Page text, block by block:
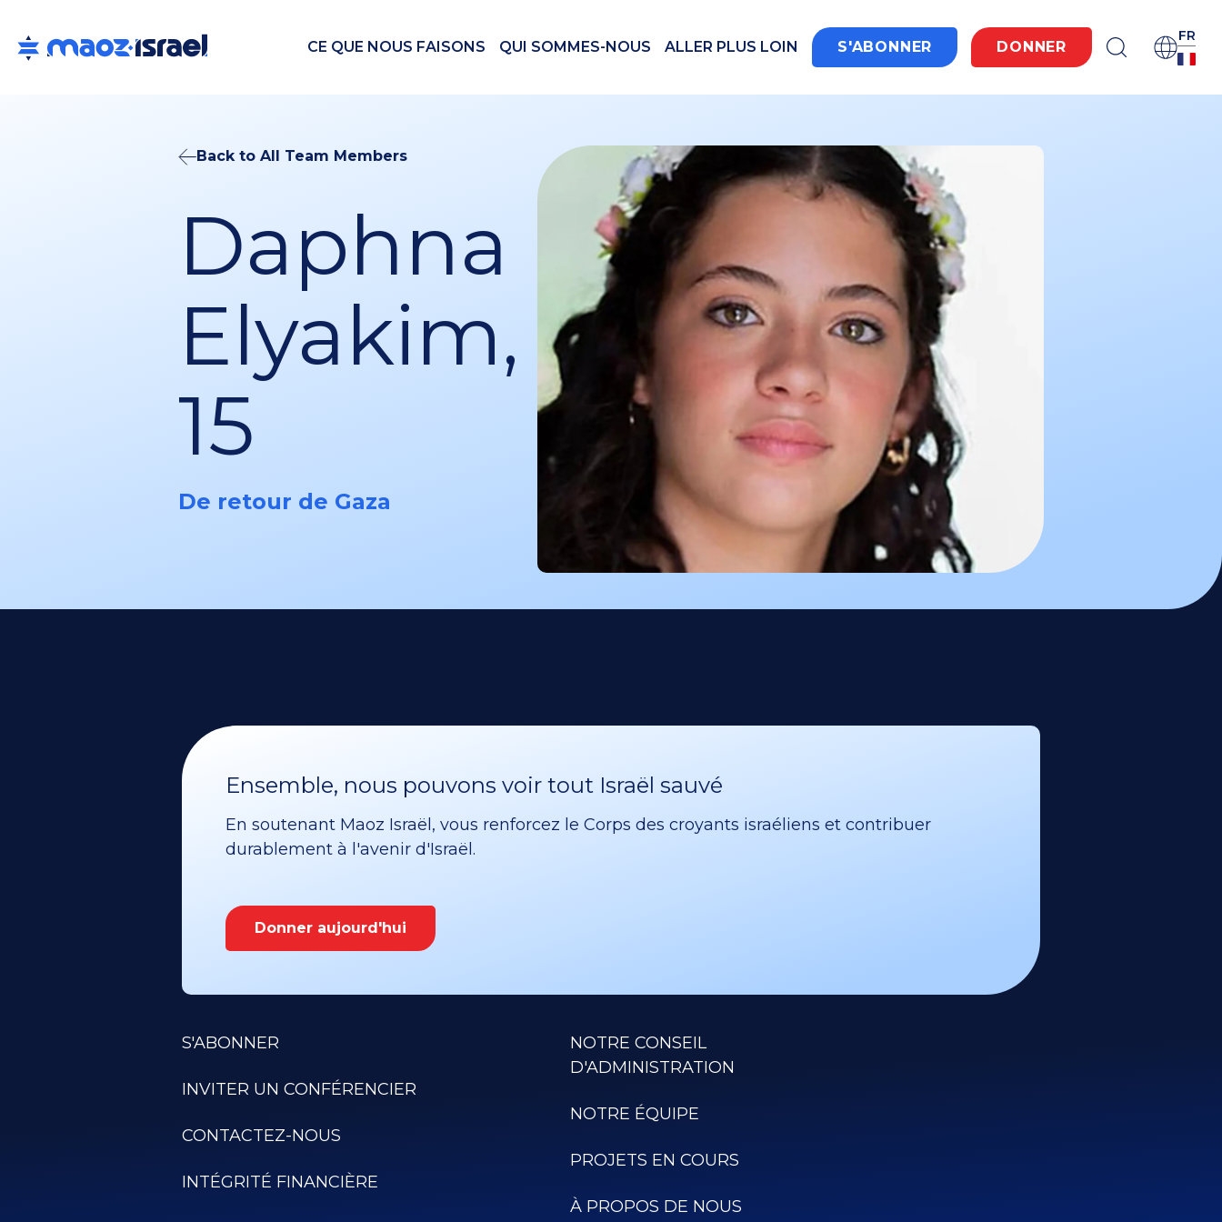
CE QUE NOUS FAISONS QUI SOMMES-NOUS ALLER PLUS LOIN S'ABONNER DONNER
FR
Back to All Team Members
Daphna
Elyakim,
15
De retour de Gaza
Ensemble, nous pouvons voir tout Israël sauvé
En soutenant Maoz Israël, vous renforcez le Corps des croyants israéliens et contribuer
durablement à l'avenir d'Israël.
Donner aujourd'hui
S'ABONNER
INVITER UN CONFÉRENCIER
CONTACTEZ-NOUS
INTÉGRITÉ FINANCIÈRE
NOTRE CONSEIL
D'ADMINISTRATION
NOTRE ÉQUIPE
PROJETS EN COURS
À PROPOS DE NOUS